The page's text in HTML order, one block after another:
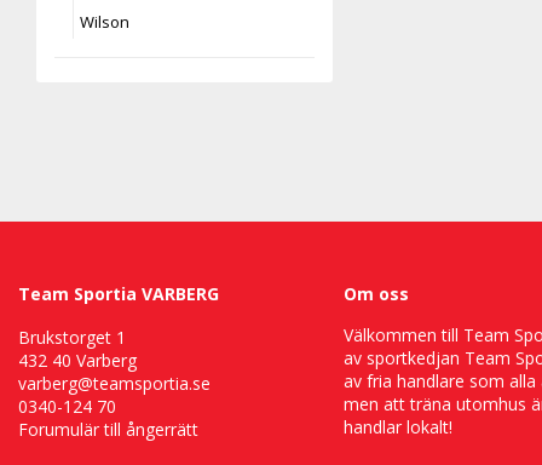
Wilson
Team Sportia VARBERG
Brukstorget 1
432 40 Varberg
varberg@teamsportia.se
0340-124 70
Forumulär till ångerrätt
Om oss
Välkommen till Team
av sportkedjan Team
av fria handlare som
men att träna utomhus
handlar lokalt!